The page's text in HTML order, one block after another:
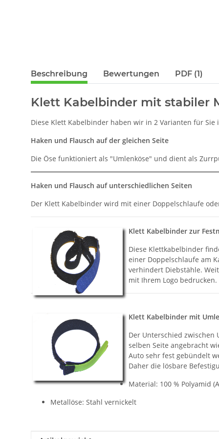
Beschreibung Bewertungen PDF (1)
Klett Kabelbinder mit stabiler
Diese Klett Kabelbinder haben wir in 2 Varianten für Sie
Haken und Flausch auf der gleichen Seite
Die Öse funktioniert als "Umlenköse" und dient als
Haken und Flausch auf unterschiedlichen Seiten
Der Klett Kabelbinder wird mit einer Doppelschlaufe
Klett Kabelbinder zur
Diese Klettkabelbinder
einer Doppelschlaufe am
verhindert Diebstähle.
mit Ihrem Logo bedrucken.
Klett Kabelbinder mit
Der Unterschied zwischen
selben Seite angebracht
Auto sehr fest gebündelt
Daher die lösbare
Material: 100 % Polyamid
Metallöse: Stahl vernickelt